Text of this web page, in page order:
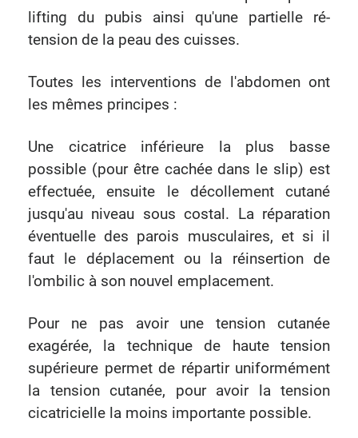
lifting du pubis ainsi qu'une partielle ré-
tension de la peau des cuisses.
Toutes les interventions de l'abdomen ont
les mêmes principes :
Une cicatrice inférieure la plus basse
possible (pour être cachée dans le slip) est
effectuée, ensuite le décollement cutané
jusqu'au niveau sous costal. La réparation
éventuelle des parois musculaires, et si il
faut le déplacement ou la réinsertion de
l'ombilic à son nouvel emplacement.
Pour ne pas avoir une tension cutanée
exagérée, la technique de haute tension
supérieure permet de répartir uniformément
la tension cutanée, pour avoir la tension
cicatricielle la moins importante possible.